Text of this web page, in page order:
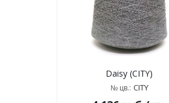
Daisy (CITY)
№ цв.: CITY